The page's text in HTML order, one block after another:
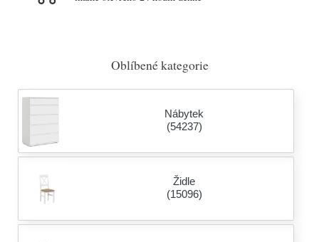
Oblíbené kategorie
Nábytek
(54237)
Židle
(15096)